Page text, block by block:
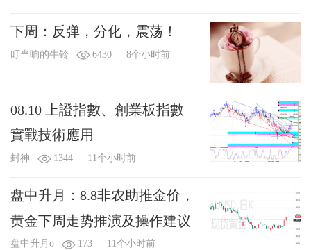
下周：反弹，分化，震荡！
叮当响的牛铃 6430 8个小时前
08.10 上證指數、創業板指數
實戰技術應用
封神 1344 11个小时前
盘中升月：8.8非农助推金价，
黄金下周走势推演及操作建议
盘中升月o 173 11个小时前